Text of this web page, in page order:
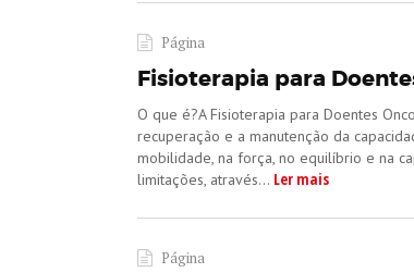
Página
Fisioterapia para
O que é?A Fisioterapia para Doentes
recuperação e a manutenção da
mobilidade, na força, no equilíbrio e na
limitações, através... Ler mais
Página